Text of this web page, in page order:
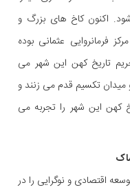
اکنون کاخ های بزرگ و
فرمانروایی عثمانی بوده
تاریخ کهن این شهر می
و میدان تکسیم قدم می زنند و
کهن این شهر را تجربه می
اقتصادی و نوگرایی را در